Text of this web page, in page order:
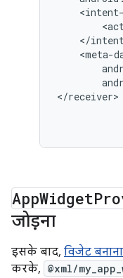
</receiver>
AppWidget
जोड़ना
इसके बाद, विजेट बनाना
करके, @xml/